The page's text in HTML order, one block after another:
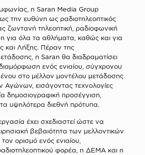
η Saran Media Group
την ευθύνη ως ραδιοτηλεοπτικός
ζωντανή τηλεοπτική, ραδιοφωνική
για όλα τα αθλήματα, καθώς και για
και Λήξης. Πέραν της
η Saran θα διαδραματίσει
ενός ενιαίου, σύγχρονου
στο μέλλον μοντέλου μετάδοσης
Αγώνων, εισάγοντας τεχνολογίες
δημοσιογραφική προσέγγιση,
υψηλότερα διεθνή πρότυπα.
έχει σχεδιαστεί ώστε να
βεβαιότητα των μελλοντικών
ορισμό ενός ενιαίου,
φορέα, η ΔΕΜΑ και η